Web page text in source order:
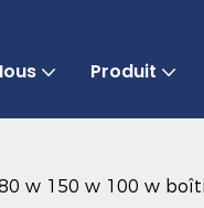
Produit
w 150 w 100 w